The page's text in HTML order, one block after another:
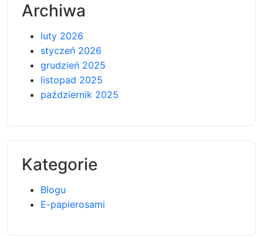
Archiwa
luty 2026
styczeń 2026
grudzień 2025
listopad 2025
październik 2025
Kategorie
Blogu
E-papierosami